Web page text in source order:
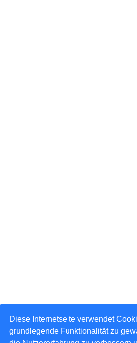
Diese Internetseite verwendet
grundlegende Funktionalität zu